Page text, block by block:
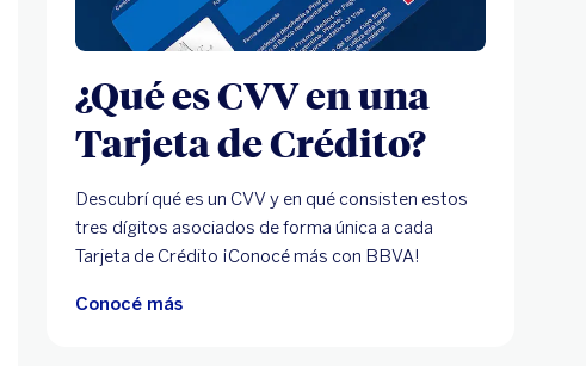
¿Qué es CVV en una
Tarjeta de Crédito?
Descubrí qué es un CVV y en qué consisten estos
tres dígitos asociados de forma única a cada
Tarjeta de Crédito ¡Conocé más con BBVA!
Conocé más